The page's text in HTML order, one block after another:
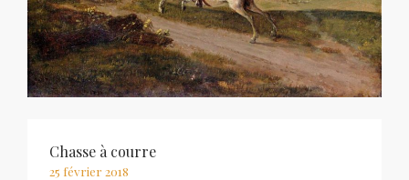
Chasse à courre
25 février 2018